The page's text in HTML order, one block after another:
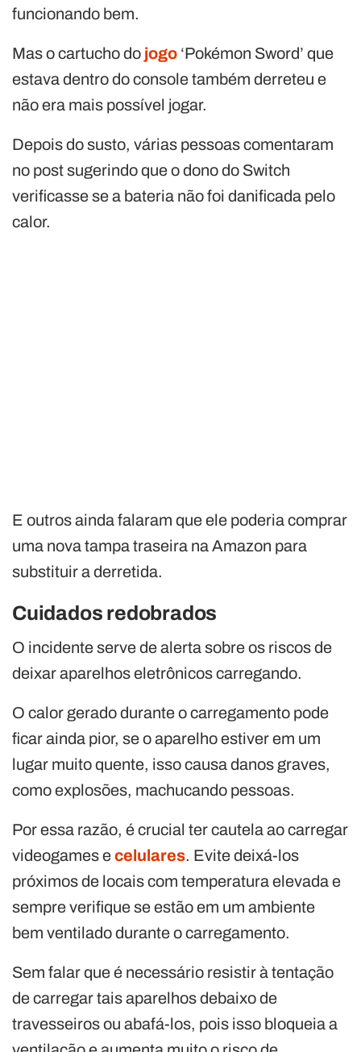
funcionando bem.
Mas o cartucho do jogo ‘Pokémon Sword’ que
estava dentro do console também derreteu e
não era mais possível jogar.
Depois do susto, várias pessoas comentaram
no post sugerindo que o dono do Switch
verificasse se a bateria não foi danificada pelo
calor.
E outros ainda falaram que ele poderia comprar
uma nova tampa traseira na Amazon para
substituir a derretida.
Cuidados redobrados
O incidente serve de alerta sobre os riscos de
deixar aparelhos eletrônicos carregando.
O calor gerado durante o carregamento pode
ficar ainda pior, se o aparelho estiver em um
lugar muito quente, isso causa danos graves,
como explosões, machucando pessoas.
Por essa razão, é crucial ter cautela ao carregar
videogames ecelulares. Evite deixá-los
próximos de locais com temperatura elevada e
sempre verifique se estão em um ambiente
bem ventilado durante o carregamento.
Sem falar que é necessário resistir à tentação
de carregar tais aparelhos debaixo de
travesseiros ou abafá-los, pois isso bloqueia a